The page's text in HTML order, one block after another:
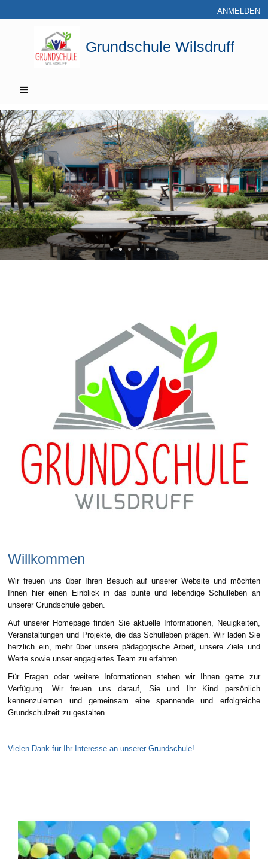
ANMELDEN
Grundschule Wilsdruff
Startseite
Willkommen
Wir freuen uns über Ihren Besuch auf unserer Website und möchten
Ihnen hier einen Einblick in das bunte und lebendige Schulleben an
unserer Grundschule geben.
Auf unserer Homepage finden Sie aktuelle Informationen, Neuigkeiten,
Veranstaltungen und Projekte, die das Schulleben prägen. Wir laden Sie
herzlich ein, mehr über unsere pädagogische Arbeit, unsere Ziele und
Werte sowie unser engagiertes Team zu erfahren.
Für Fragen oder weitere Informationen stehen wir Ihnen gerne zur
Verfügung. Wir freuen uns darauf, Sie und Ihr Kind persönlich
kennenzulernen und gemeinsam eine spannende und erfolgreiche
Grundschulzeit zu gestalten.
Vielen Dank für Ihr Interesse an unserer Grundschule!